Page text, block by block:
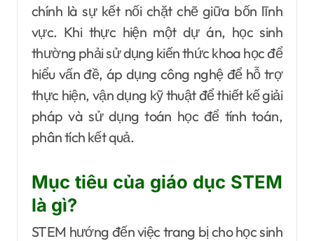
chính là sự kết nối chặt chẽ giữa bốn lĩnh
vực. Khi thực hiện một dự án, học sinh
thường phải sử dụng kiến thức khoa học để
hiểu vấn đề, áp dụng công nghệ để hỗ trợ
thực hiện, vận dụng kỹ thuật để thiết kế giải
pháp và sử dụng toán học để tính toán,
phân tích kết quả.
Mục tiêu của giáo dục STEM
là gì?
STEM hướng đến việc trang bị cho học sinh